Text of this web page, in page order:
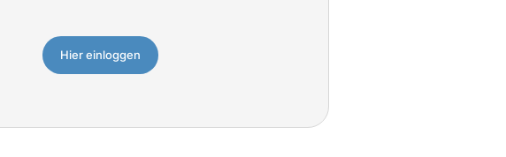
Hier einloggen